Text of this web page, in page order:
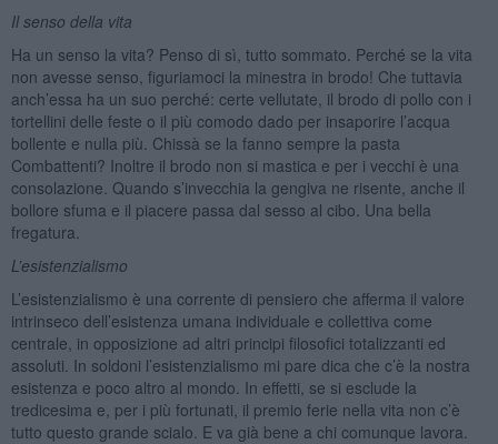
Il senso della vita
Ha un senso la vita? Penso di sì, tutto sommato. Perché se la vita
non avesse senso, figuriamoci la minestra in brodo! Che tuttavia
anch’essa ha un suo perché: certe vellutate, il brodo di pollo con i
tortellini delle feste o il più comodo dado per insaporire l’acqua
bollente e nulla più. Chissà se la fanno sempre la pasta
Combattenti? Inoltre il brodo non si mastica e per i vecchi è una
consolazione. Quando s’invecchia la gengiva ne risente, anche il
bollore sfuma e il piacere passa dal sesso al cibo. Una bella
fregatura.
L’esistenzialismo
L’esistenzialismo è una corrente di pensiero che afferma il valore
intrinseco dell’esistenza umana individuale e collettiva come
centrale, in opposizione ad altri principi filosofici totalizzanti ed
assoluti. In soldoni l’esistenzialismo mi pare dica che c’è la nostra
esistenza e poco altro al mondo. In effetti, se si esclude la
tredicesima e, per i più fortunati, il premio ferie nella vita non c’è
tutto questo grande scialo. E va già bene a chi comunque lavora.